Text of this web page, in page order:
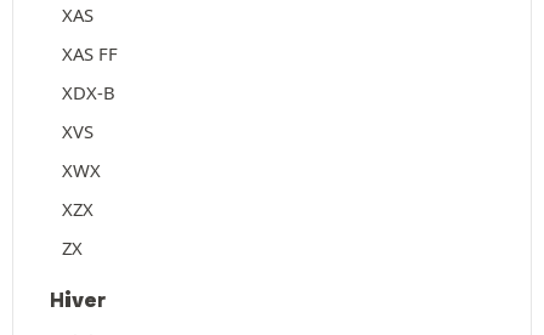
XAS
XAS FF
XDX-B
XVS
XWX
XZX
ZX
Hiver